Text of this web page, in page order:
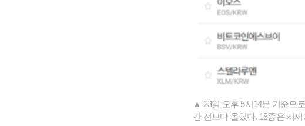
▲ 23일 오후 5시14분 기준으
간 전보다 올랐다. 18종은 시